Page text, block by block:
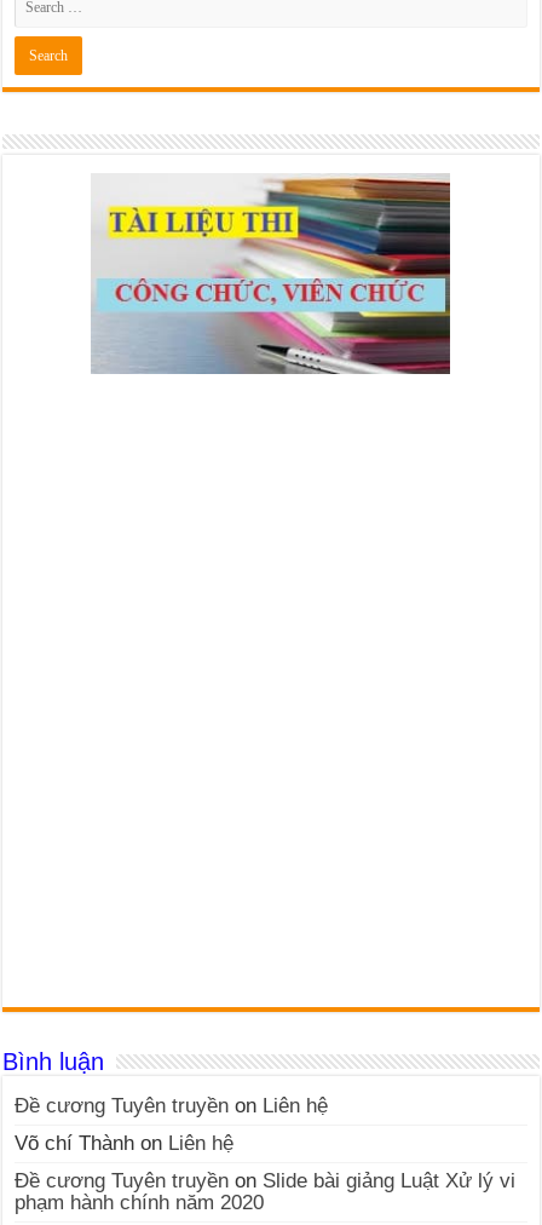
Bình luận
Đề cương Tuyên truyền on Liên hệ
Võ chí Thành on Liên hệ
Đề cương Tuyên truyền on Slide bài giảng Luật Xử lý vi
phạm hành chính năm 2020